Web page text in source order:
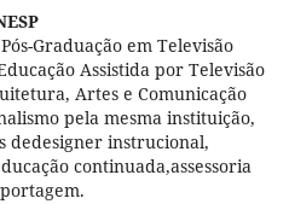
Graduação em Televisão
Assistida por Televisão
Artes e Comunicação
pela mesma instituição,
dedesigner instrucional,
continuada,assessoria